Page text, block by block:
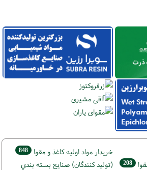
خريدار مواد اوليه كاغذ و مقوا 848
208 (تولید كنندگان) صنايع بسته بندي